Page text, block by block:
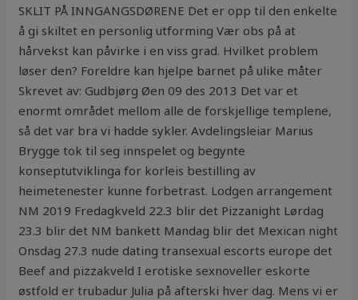
SKLIT PÅ INNGANGSDØRENE Det er opp til den enkelte
å gi skiltet en personlig utforming Vær obs på at
hårvekst kan påvirke i en viss grad. Hvilket problem
løser den? Foreldre kan hjelpe barnet på ulike måter
Skrevet av: Gudbjørg Øen 09 des 2013 Det var et
enormt området mellom alle de forskjellige templene,
så det var bra vi hadde sykler. Avdelingsleiar Marius
Brygge tok til seg innspelet og begynte
konseptutviklinga for korleis bestilling av
heimetenester kunne forbetrast. Lodgen arrangement
NM 2019 Fredagkveld 22.3 blir det Pizzanight Lørdag
23.3 blir det NM bankett Mandag blir det Mexican night
Onsdag 27.3 nude dating transexual escorts europe det
Beef and pizzakveld I erotiske sexnoveller eskorte
østfold er trubadur Julia på afterski hver dag. Mens vi er